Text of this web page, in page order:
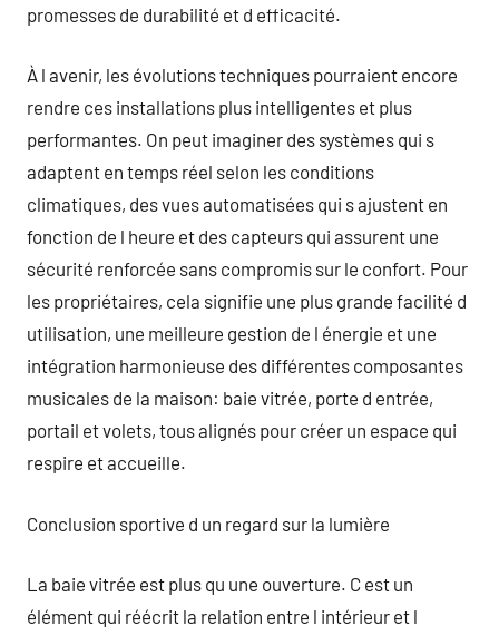
promesses de durabilité et d efficacité.
À l avenir, les évolutions techniques pourraient encore
rendre ces installations plus intelligentes et plus
performantes. On peut imaginer des systèmes qui s
adaptent en temps réel selon les conditions
climatiques, des vues automatisées qui s ajustent en
fonction de l heure et des capteurs qui assurent une
sécurité renforcée sans compromis sur le confort. Pour
les propriétaires, cela signifie une plus grande facilité d
utilisation, une meilleure gestion de l énergie et une
intégration harmonieuse des différentes composantes
musicales de la maison: baie vitrée, porte d entrée,
portail et volets, tous alignés pour créer un espace qui
respire et accueille.
Conclusion sportive d un regard sur la lumière
La baie vitrée est plus qu une ouverture. C est un
élément qui réécrit la relation entre l intérieur et l